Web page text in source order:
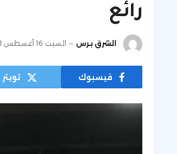
رائع
الشرق برس السبت 16 أغسطس 1:51 ص
فيسبوك تويتر